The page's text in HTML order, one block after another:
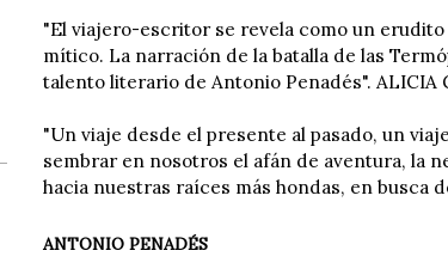
"El viajero-escritor se revela como un
mítico. La narración de la batalla de las
talento literario de Antonio Penadés". ALICIA
"Un viaje desde el presente al pasado, un
sembrar en nosotros el afán de aventura, la
hacia nuestras raíces más hondas, en busca
ANTONIO PENADÉS